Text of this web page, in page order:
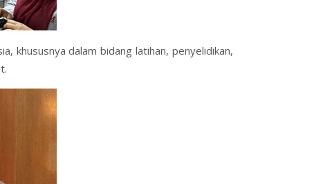
khususnya dalam bidang latihan, penyelidikan,